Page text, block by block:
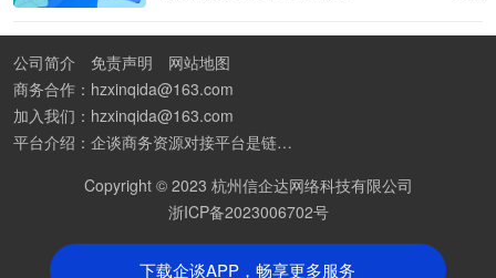
下载企谈APP，畅享更多服务
公司简介 免责声明
网站地图
商务合作：hzxinqida@163.com
加入我们：hzxinqida@163.com
平台介绍：企谈商务资源对接平台是链接资源人脉与客户的平台,也是地推app接任务平台、地推拉新团队接单平台。平台汇聚100W+商务资源，地推拉新、APP推广、BD异业合作等业务可免费发布。同时全国的地推团队和个人都可在地推接单平台找到赚钱项目和分享交流地推问题。
Copyright © 2023 杭州信企达网络科技有限公司
浙ICP备2023006702号